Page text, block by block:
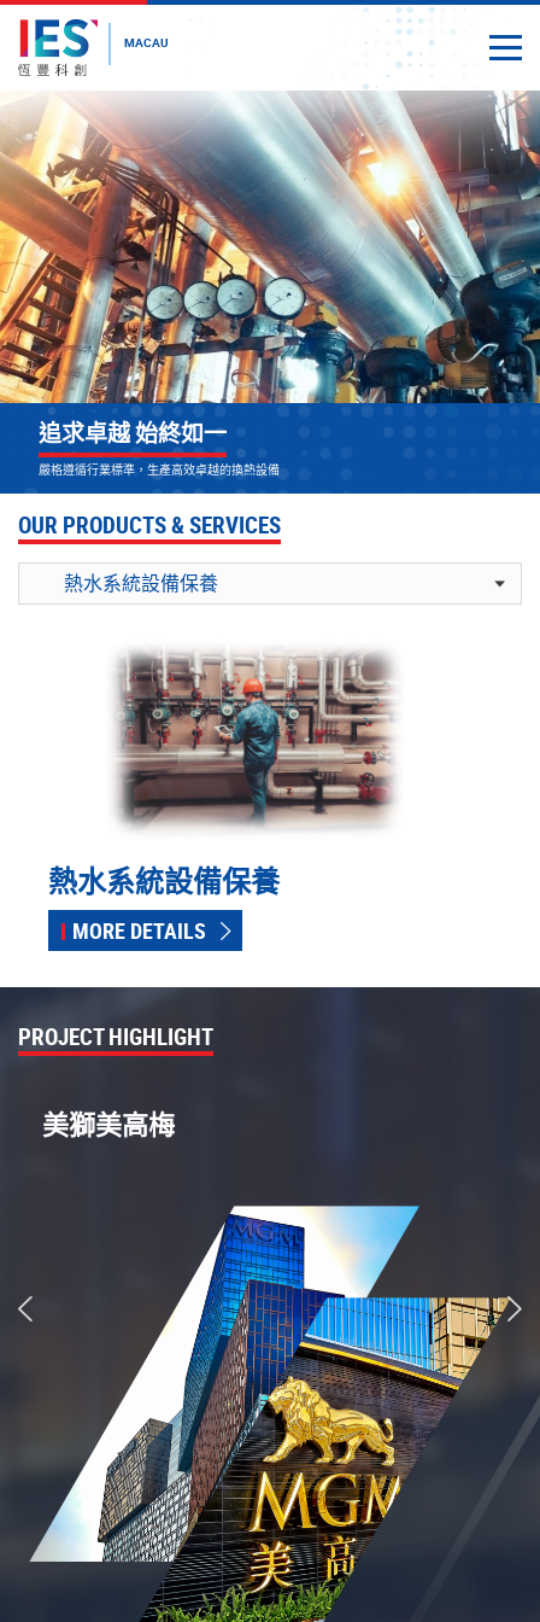
MACAU
Start
main
content
追求卓越 始終如一
嚴格遵循行業標準，生產高效卓越的換熱設備
可持續 更可靠
致力發展可持續性的熱交換研發技術 ，提供可靠高效的解決方案
OUR PRODUCTS & SERVICES
熱水系統設備保養
MORE DETAILS
PROJECT HIGHLIGHT
美獅美高梅